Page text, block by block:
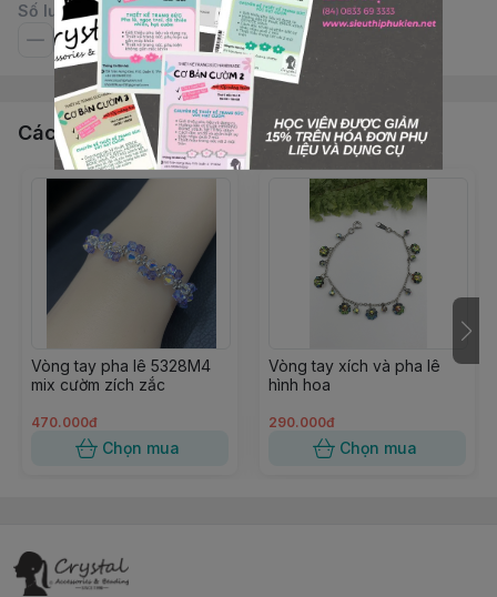
Số lượng
Các sản phẩm, dịch vụ khác
Vòng tay pha lê 5328M4
mix cườm zích zắc
470.000đ
Chọn mua
Vòng tay xích và pha lê
hình hoa
290.000đ
Chọn mua